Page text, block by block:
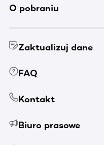
O pobraniu
Zaktualizuj dane
FAQ
Kontakt
Biuro prasowe